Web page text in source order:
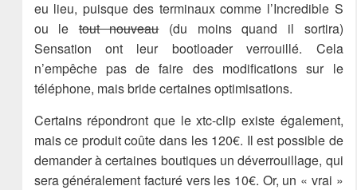
eu lieu, puisque des terminaux comme l’Incredible S
ou letout nouveau(du moins quand il sortira)
Sensation ont leur bootloader verrouillé. Cela
n’empêche pas de faire des modifications sur le
téléphone, mais bride certaines optimisations.
Certains répondront que le xtc-clip existe également,
mais ce produit coûte dans les 120€. Il est possible de
demander à certaines boutiques un déverrouillage, qui
sera généralement facturé vers les 10€. Or, un « vrai »